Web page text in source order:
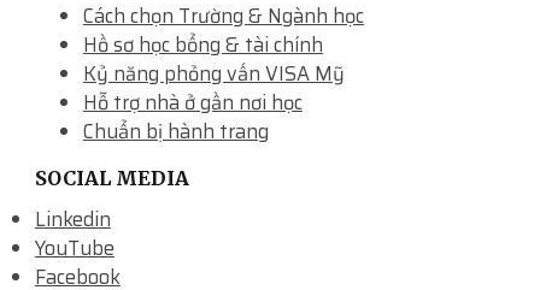
Cách chọn Trường & Ngành học
Hồ sơ học bổng & tài chính
Kỷ năng phỏng vấn VISA Mỹ
Hỗ trợ nhà ở gần nơi học
Chuẩn bị hành trang
SOCIAL MEDIA
Linkedin
YouTube
Facebook